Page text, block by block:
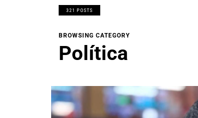
321 POSTS
BROWSING CATEGORY
Política